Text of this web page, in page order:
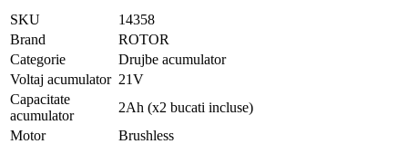
SKU
14358
Brand
ROTOR
Categorie
Drujbe acumulator
Voltaj acumulator 21V
Capacitate
acumulator
2Ah (x2 bucati incluse)
Motor
Brushless